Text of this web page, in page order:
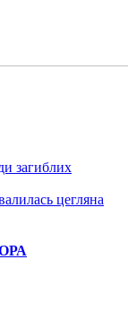
загиблих
цегляна